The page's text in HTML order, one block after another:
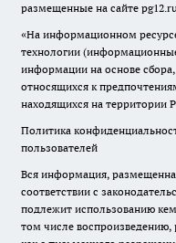
размещенные на сайте
«На информационном
технологии
информации на основе
относящихся к
находящихся на территории
Политика
пользователей
Вся информация,
соответствии с
подлежит использованию
том числе воспроизведению,